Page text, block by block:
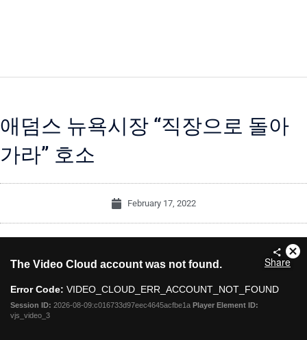
애덤스 뉴욕시장 “직장으로 돌아
가라” 호소
February 17, 2022